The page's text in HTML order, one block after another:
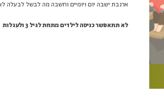
ארנבת ישבה יום ויומיים וחשבה מה לבשל לבעלה
לא תתאפשר כניסה לילדים מתחת לגיל 3 ולעגלות